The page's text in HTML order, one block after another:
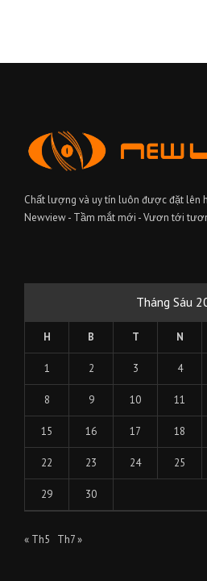
Chất lượng và uy tín luôn được đặt lên
Newview - Tầm mắt mới - Vươn tới
Tháng Sáu
H B T N
1 2 3 4
8 9 10 11
15 16 17 18
22 23 24 25
29 30
« Th5 Th7 »